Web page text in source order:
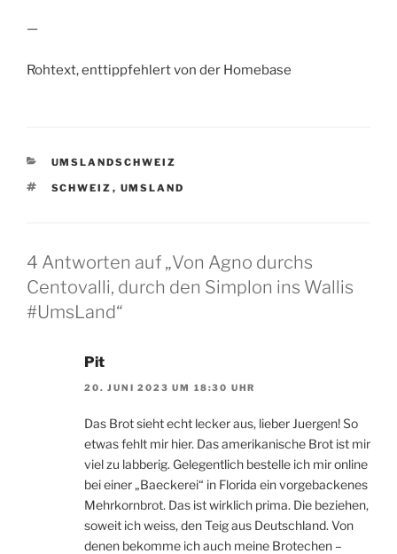
—
Rohtext, enttippfehlert von der Homebase
KATEGORIEN
UMSLANDSCHWEIZ
SCHLAGWÖRTER
SCHWEIZ , UMSLAND
4 Antworten auf „Von Agno durchs
Centovalli, durch den Simplon ins Wallis
#UmsLand“
Pit
20. JUNI 2023 UM 18:30 UHR
Das Brot sieht echt lecker aus, lieber Juergen! So
etwas fehlt mir hier. Das amerikanische Brot ist mir
viel zu labberig. Gelegentlich bestelle ich mir online
bei einer „Baeckerei“ in Florida ein vorgebackenes
Mehrkornbrot. Das ist wirklich prima. Die beziehen,
soweit ich weiss, den Teig aus Deutschland. Von
denen bekomme ich auch meine Brotechen –